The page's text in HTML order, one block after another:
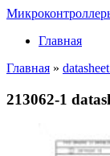
Главная
Главная » datasheet
213062-1